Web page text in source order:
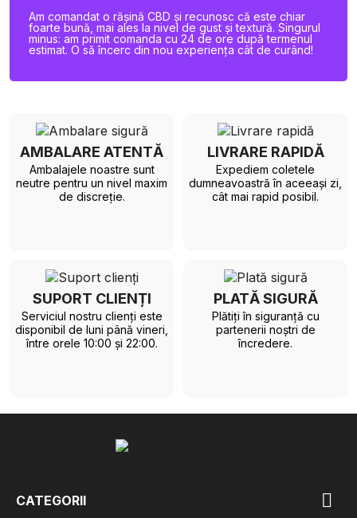
Am comandat o rășină CBD și recunosc că este chiar
foarte bună, mai ales la nivel de gust și textură. Singurul
minus: am primit comanda cu 24 de ore după termenul
estimat. O să încerc din nou experiența cât de curând!
AMBALARE ATENTĂ
Ambalajele noastre sunt
neutre pentru un nivel maxim
de discreție.
LIVRARE RAPIDĂ
Expediem coletele
dumneavoastră în aceeași zi,
cât mai rapid posibil.
SUPORT CLIENȚI
Serviciul nostru clienți este
disponibil de luni până vineri,
între orele 10:00 și 22:00.
PLATĂ SIGURĂ
Plătiți în siguranță cu
partenerii noștri de
încredere.
CATEGORII 